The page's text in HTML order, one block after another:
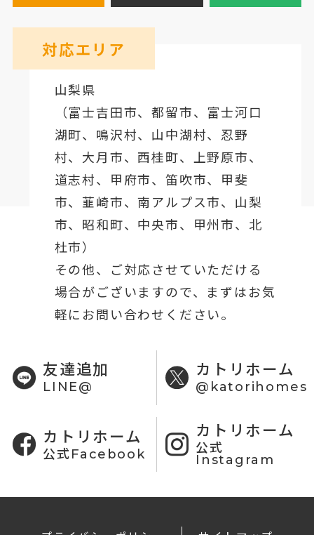
対応エリア
山梨県
（富士吉田市、都留市、 富士河口
湖町、鳴沢村、山中湖村、忍野
村、 大月市、西桂町、上野原市、
道志村、 甲府市、笛吹市、甲斐
市、韮崎市、南アルプス市、山梨
市、昭和町、中央市、甲州市、北
杜市）
その他、ご対応させていただける
場合がございますので、まずはお気
軽にお問い合わせください。
友達追加
LINE@
カトリホーム
@katorihomes
カトリホーム
公式Facebook
カトリホーム
公式
Instagram